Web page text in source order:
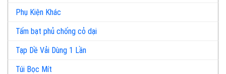
Phụ Kiện Khác
Tấm bạt phủ chống cỏ dại
Tạp Dề Vải Dùng 1 Lần
Túi Bọc Mít